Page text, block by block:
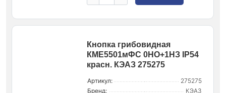
Кнопка грибовидная
КМЕ5501мФС 0НО+1НЗ IP54
красн. КЭАЗ 275275
Артикул:
275275
Бренд:
КЭАЗ